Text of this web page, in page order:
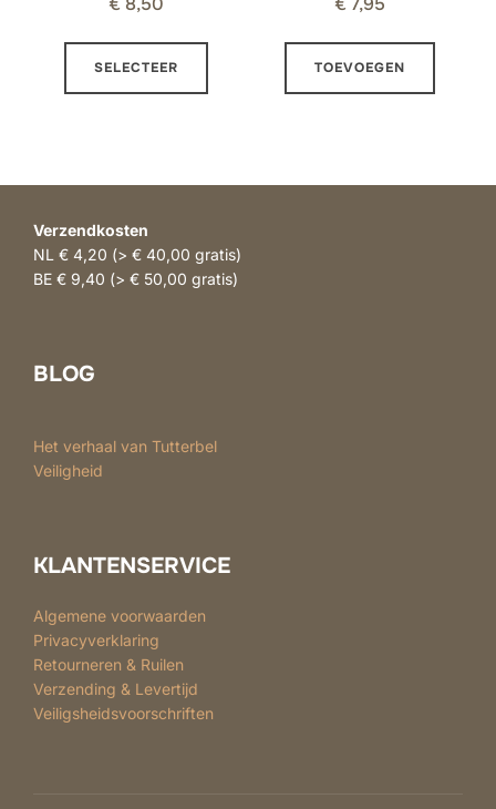
SELECTEER
Dit
heeft
gekozen
worden
TOEVOEGEN
Verzendkosten
NL € 4,20 (> € 40,00 gratis)
BE € 9,40 (> € 50,00 gratis)
BLOG
Het verhaal van Tutterbel
Veiligheid
KLANTENSERVICE
Algemene voorwaarden
Privacyverklaring
Retourneren & Ruilen
Verzending & Levertijd
Veiligsheidsvoorschriften